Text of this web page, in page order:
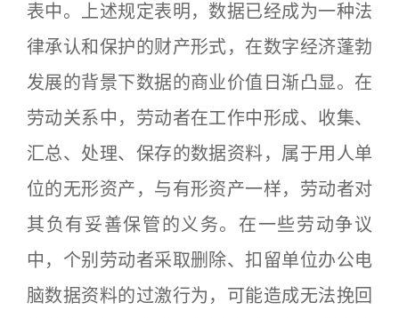
表中。上述规定表明，数据已经成为一种法
律承认和保护的财产形式，在数字经济蓬勃
发展的背景下数据的商业价值日渐凸显。在
劳动关系中，劳动者在工作中形成、收集、
汇总、处理、保存的数据资料，属于用人单
位的无形资产，与有形资产一样，劳动者对
其负有妥善保管的义务。在一些劳动争议
中，个别劳动者采取删除、扣留单位办公电
脑数据资料的过激行为，可能造成无法挽回